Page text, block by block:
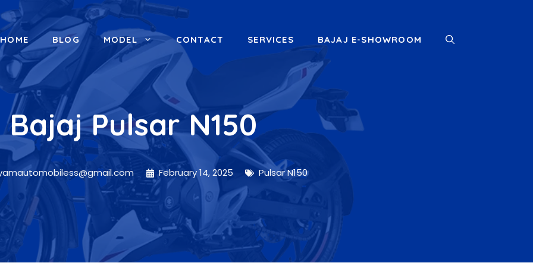
HOME BLOG MODEL CONTACT SERVICES BAJAJ E-SHOWROOM
Bajaj Pulsar N150
February 14, 2025 Pulsar N150